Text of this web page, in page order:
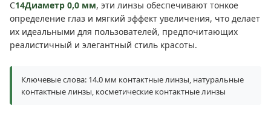
С14Диаметр 0,0 мм, эти линзы обеспечивают тонкое
определение глаз и мягкий эффект увеличения, что делает
их идеальными для пользователей, предпочитающих
реалистичный и элегантный стиль красоты.
Ключевые слова: 14.0 мм контактные линзы, натуральные
контактные линзы, косметические контактные линзы